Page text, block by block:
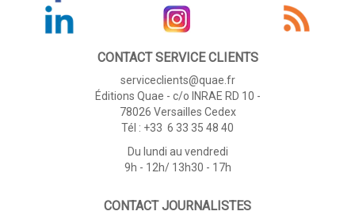
CONTACT SERVICE CLIENTS
serviceclients@quae.fr
Éditions Quae - c/o INRAE RD 10 -
78026 Versailles Cedex
Tél : +33 6 33 35 48 40
Du lundi au vendredi
9h - 12h/ 13h30 - 17h
CONTACT JOURNALISTES